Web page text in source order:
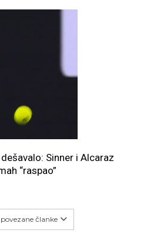
Sinner i Alcaraz
“raspao”
članke